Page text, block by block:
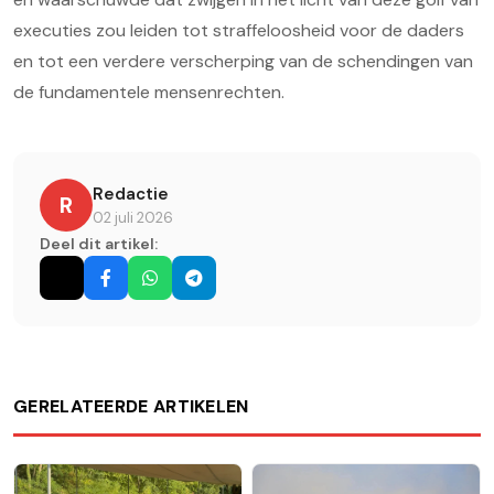
executies zou leiden tot straffeloosheid voor de daders
en tot een verdere verscherping van de schendingen van
de fundamentele mensenrechten.
R Redactie
02 juli 2026
Deel dit artikel:
GERELATEERDE ARTIKELEN